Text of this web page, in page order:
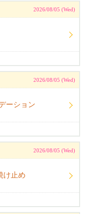
2026/08/05 (Wed)
2026/08/05 (Wed)
ーション
2026/08/05 (Wed)
け止め